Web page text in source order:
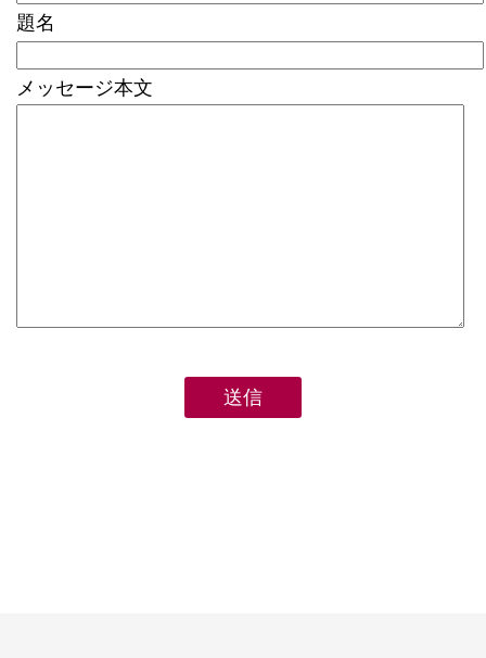
題名
メッセージ本文